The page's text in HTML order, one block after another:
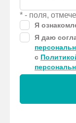
* - поля,
Я
Я даю
с